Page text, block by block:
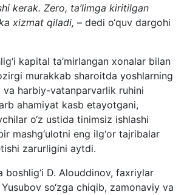
kerak. Zero, ta’limga kiritilgan
xizmat qiladi, – dedi o‘quv dargohi
kapital ta’mirlangan xonalar bilan
murakkab sharoitda yoshlarning
harbiy-vatanparvarlik ruhini
ahamiyat kasb etayotgani,
o‘z ustida tinimsiz ishlashi
mashg‘ulotni eng ilg‘or tajribalar
zarurligini aytdi.
boshlig‘i D. Alouddinov, faxriylar
so‘zga chiqib, zamonaviy va